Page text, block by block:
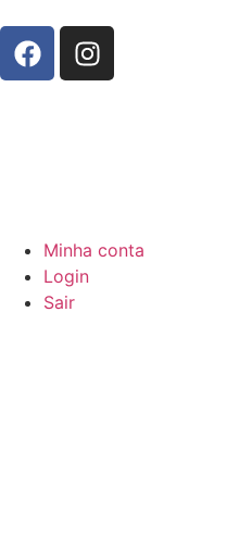
Minha conta
Login
Sair